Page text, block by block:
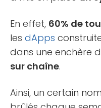
En effet, 60% de
les dApps
dans une enchère
sur chaîne.
Ainsi, un certain